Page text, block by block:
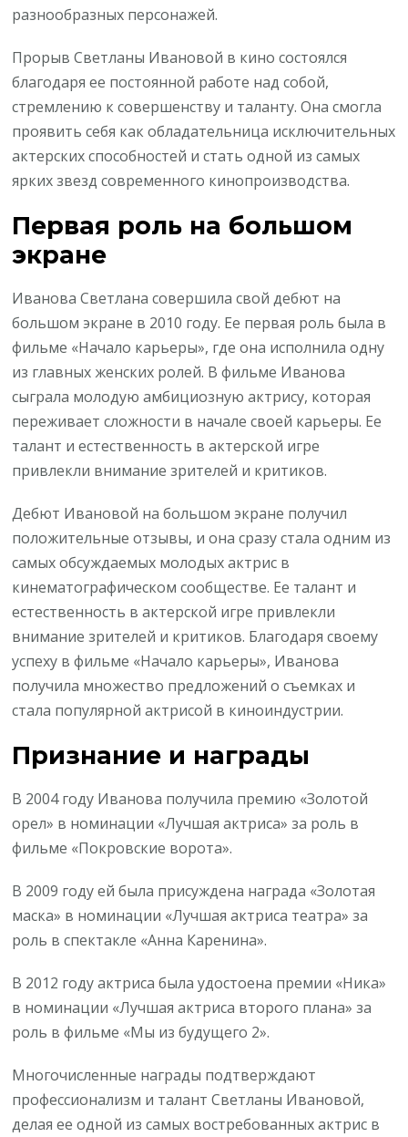
разнообразных персонажей.
Прорыв Светланы Ивановой в кино состоялся
благодаря ее постоянной работе над собой,
стремлению к совершенству и таланту. Она смогла
проявить себя как обладательница исключительных
актерских способностей и стать одной из самых
ярких звезд современного кинопроизводства.
Первая роль на большом
экране
Иванова Светлана совершила свой дебют на
большом экране в 2010 году. Ее первая роль была в
фильме «Начало карьеры», где она исполнила одну
из главных женских ролей. В фильме Иванова
сыграла молодую амбициозную актрису, которая
переживает сложности в начале своей карьеры. Ее
талант и естественность в актерской игре
привлекли внимание зрителей и критиков.
Дебют Ивановой на большом экране получил
положительные отзывы, и она сразу стала одним из
самых обсуждаемых молодых актрис в
кинематографическом сообществе. Ее талант и
естественность в актерской игре привлекли
внимание зрителей и критиков. Благодаря своему
успеху в фильме «Начало карьеры», Иванова
получила множество предложений о съемках и
стала популярной актрисой в киноиндустрии.
Признание и награды
В 2004 году Иванова получила премию «Золотой
орел» в номинации «Лучшая актриса» за роль в
фильме «Покровские ворота».
В 2009 году ей была присуждена награда «Золотая
маска» в номинации «Лучшая актриса театра» за
роль в спектакле «Анна Каренина».
В 2012 году актриса была удостоена премии «Ника»
в номинации «Лучшая актриса второго плана» за
роль в фильме «Мы из будущего 2».
Многочисленные награды подтверждают
профессионализм и талант Светланы Ивановой,
делая ее одной из самых востребованных актрис в